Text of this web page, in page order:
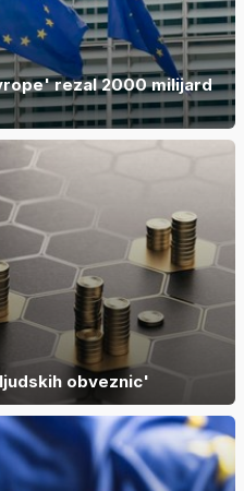
rezal 2000 milijard
obveznic'